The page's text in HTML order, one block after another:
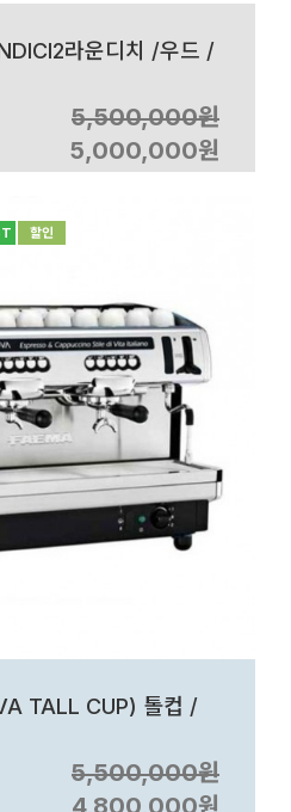
라운디치 /우드 /
5,500,000원
5,000,000원
TALL CUP) 톨컵 /
5,500,000원
4,800,000원
할인